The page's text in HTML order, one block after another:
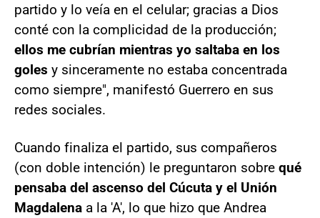
partido y lo veía en el celular; gracias a Dios
conté con la complicidad de la producción;
ellos me cubrían mientras yo saltaba en los
goles y sinceramente no estaba concentrada
como siempre", manifestó Guerrero en sus
redes sociales.
Cuando finaliza el partido, sus compañeros
(con doble intención) le preguntaron sobre qué
pensaba del ascenso del Cúcuta y el Unión
Magdalena a la 'A', lo que hizo que Andrea